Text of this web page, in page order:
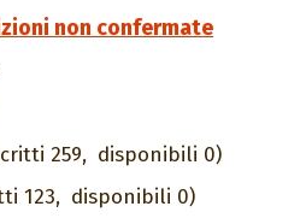
non confermate
259, disponibili 0)
123, disponibili 0)